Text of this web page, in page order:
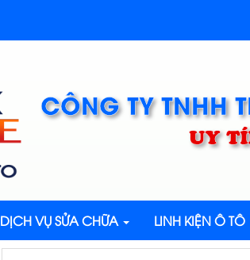
CÔNG TY TNHH
UY
DỊCH VỤ SỬA CHỮA LINH KIỆN Ô TÔ